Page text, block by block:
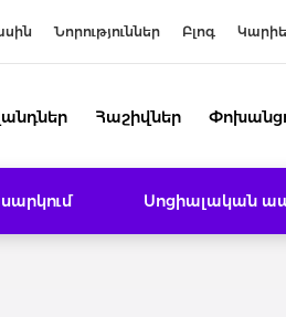
Նորություններ Բլոգ
Հաշիվներ
Սոցիալական